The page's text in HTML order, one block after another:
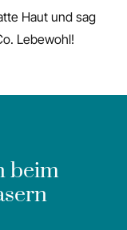
Haut und sag
Lebewohl!
beim